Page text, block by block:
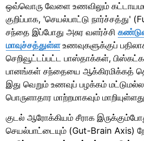
ஒவ்வொரு வேளை உணவிலும்
குறிப்பாக, 'செயல்பாட்டு நார்ச்சத்து'
சந்தை இப்போது அசுர வளர்ச்சி
மாவுச்சத்துள்ளஉணவுகளுக்குப்
செறிவூட்டப்பட்ட பாஸ்தாக்கள்,
பானங்கள் சந்தையை ஆக்கிரமிக்கத்
இது வெறும் உணவுப் பழக்கம் மட்டுமல்ல,
பொருளாதார மாற்றமாகவும்
குடல் ஆரோக்கியம் சீராக
செயல்பாட்டையும் (Gut-Brain Axis)